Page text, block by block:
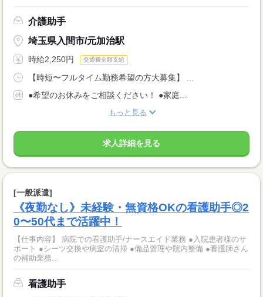
介護助手
埼玉県入間市/元加治駅
時給2,250円 交通費全額支給
【時短〜フルタイム勤務希望の方大募集】 ...
●希望のお休みをご相談ください！ ●家庭...
もっと見る
求人詳細を見る
[一般派遣]
《夜勤なし》未経験・無資格OKの看護助手◎2
0〜50代まで活躍中！
【仕事内容】 病院での看護助手/ナースエイド業務 ●入院患者様のサ
ポート ●シーツ交換や病室の清掃 ●備品管理や院内整備 ●看護師さん
の補助業務...
看護助手